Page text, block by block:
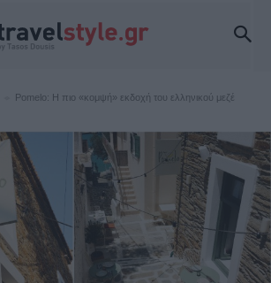
Pomelo: Η πιο «κομψή» εκδοχή του ελληνικού μεζέ